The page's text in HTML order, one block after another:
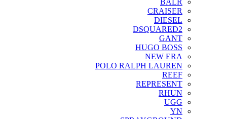
CRAISER
DIESEL
DSQUARED2
GANT
HUGO BOSS
NEW ERA
POLO RALPH LAUREN
REEF
REPRESENT
RHUN
UGG
YN